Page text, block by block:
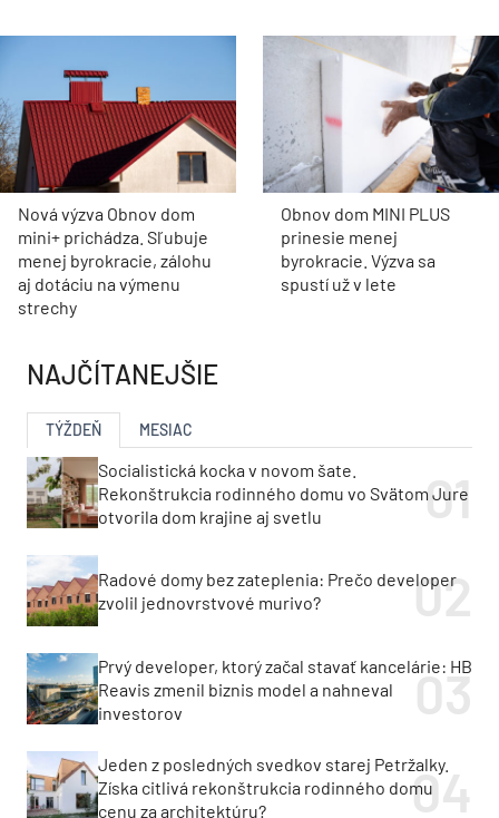
Nová výzva Obnov dom
mini+ prichádza. Sľubuje
menej byrokracie, zálohu
aj dotáciu na výmenu
strechy
Obnov dom MINI PLUS
prinesie menej
byrokracie. Výzva sa
spustí už v lete
NAJČÍTANEJŠIE
TÝŽDEŇ MESIAC
Socialistická kocka v novom šate.
Rekonštrukcia rodinného domu vo Svätom Jure
otvorila dom krajine aj svetlu
Radové domy bez zateplenia: Prečo developer
zvolil jednovrstvové murivo?
Prvý developer, ktorý začal stavať kancelárie: HB
Reavis zmenil biznis model a nahneval
investorov
Jeden z posledných svedkov starej Petržalky.
Získa citlivá rekonštrukcia rodinného domu
cenu za architektúru?